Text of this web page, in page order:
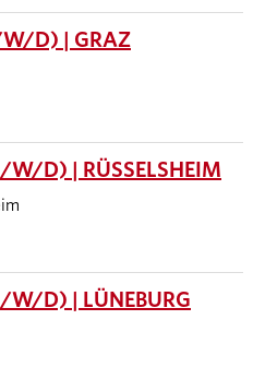
W/D) | GRAZ
W/D) | RÜSSELSHEIM
W/D) | LÜNEBURG